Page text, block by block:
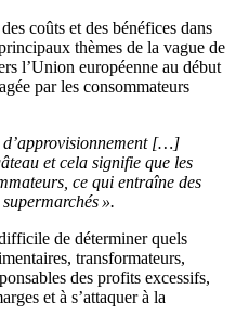
coûts et des bénéfices dans
thèmes de la vague de
l’Union européenne au début
par les consommateurs
d’approvisionnement […]
et cela signifie que les
ce qui entraîne des
».
de déterminer quels
transformateurs,
des profits excessifs,
et à s’attaquer à la